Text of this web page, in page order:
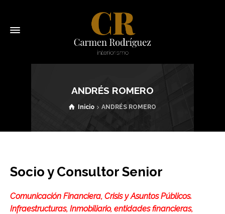
ANDRÉS ROMERO
Inicio ANDRÉS ROMERO
Socio y Consultor Senior
Comunicación Financiera, Crisis y Asuntos Públicos.
Infraestructuras, Inmobiliario, entidades financieras,